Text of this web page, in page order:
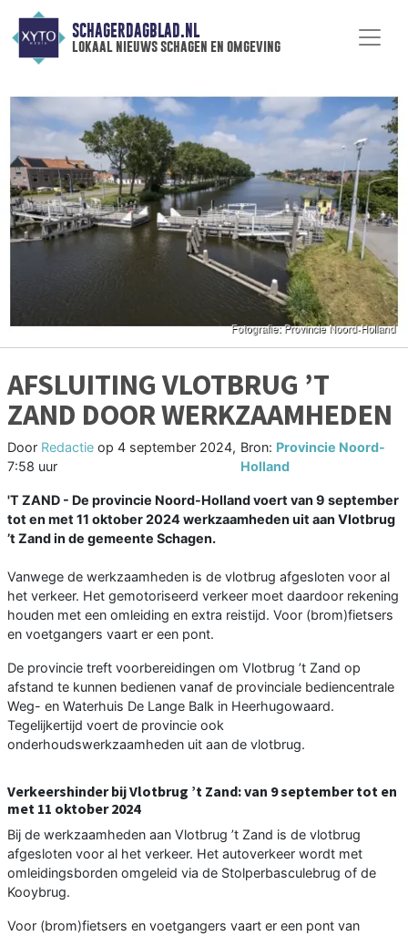
SCHAGERDAGBLAD.NL
lokaal nieuws schagen en omgeving
AFSLUITING VLOTBRUG ’T
ZAND DOOR WERKZAAMHEDEN
Door Redactie op 4 september 2024,
7:58 uur
Bron: Provincie Noord-
Holland
'T ZAND - De provincie Noord-Holland voert van 9 september
tot en met 11 oktober 2024 werkzaamheden uit aan Vlotbrug
’t Zand in de gemeente Schagen.
Vanwege de werkzaamheden is de vlotbrug afgesloten voor al
het verkeer. Het gemotoriseerd verkeer moet daardoor rekening
houden met een omleiding en extra reistijd. Voor (brom)fietsers
en voetgangers vaart er een pont.
De provincie treft voorbereidingen om Vlotbrug ’t Zand op
afstand te kunnen bedienen vanaf de provinciale bediencentrale
Weg- en Waterhuis De Lange Balk in Heerhugowaard.
Tegelijkertijd voert de provincie ook
onderhoudswerkzaamheden uit aan de vlotbrug.
Verkeershinder bij Vlotbrug ’t Zand: van 9 september tot en
met 11 oktober 2024
Bij de werkzaamheden aan Vlotbrug ’t Zand is de vlotbrug
afgesloten voor al het verkeer. Het autoverkeer wordt met
omleidingsborden omgeleid via de Stolperbasculebrug of de
Kooybrug.
Voor (brom)fietsers en voetgangers vaart er een pont van